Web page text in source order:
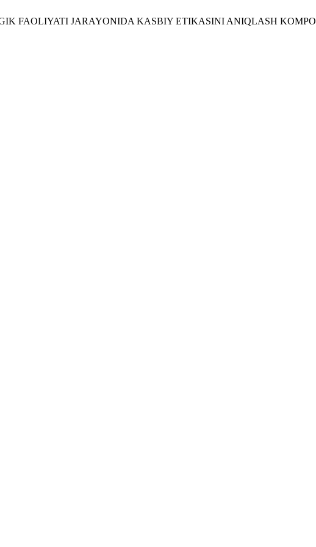
FAOLIYATI JARAYONIDA KASBIY ETIKASINI ANIQLASH